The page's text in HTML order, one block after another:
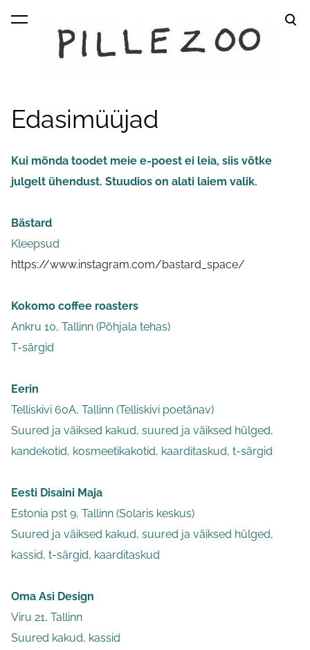
lisati ostukorvi.
Edasimüüjad
Kui mõnda toodet meie e-poest ei leia, siis võtke
julgelt ühendust. Stuudios on alati laiem valik.
Bästard
Kleepsud
https://www.instagram.com/bastard_space/
Kokomo coffee roasters
Ankru 10, Tallinn (Põhjala tehas)
T-särgid
Eerin
Telliskivi 60A, Tallinn (Telliskivi poetänav)
Suured ja väiksed kakud, suured ja väiksed hülged,
kandekotid, kosmeetikakotid, kaarditaskud, t-särgid
Eesti Disaini Maja
Estonia pst 9, Tallinn (Solaris keskus)
Suured ja väiksed kakud, suured ja väiksed hülged,
kassid, t-särgid, kaarditaskud
Oma Asi Design
Viru 21, Tallinn
Suured kakud, kassid